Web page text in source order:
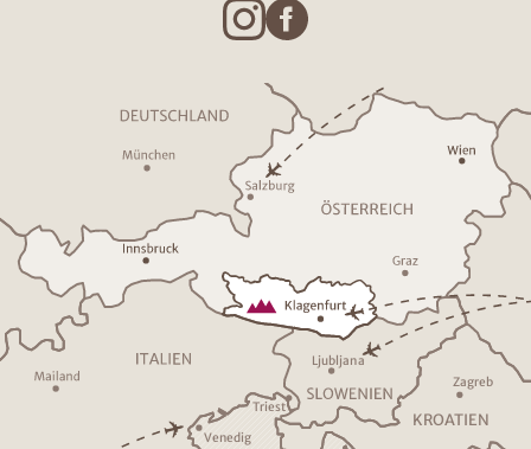
Ljubljana
Zagreb
KROATIEN
Triest
Venedig